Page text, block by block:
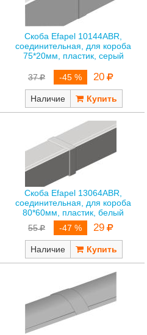
Скоба Efapel 10144ABR,
соединительная, для короба
75*20мм, пластик, серый
37 -45 % 20
Наличие
Скоба Efapel 13064ABR,
соединительная, для короба
80*60мм, пластик, белый
55
-47 % 29
Наличие